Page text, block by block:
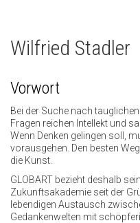
Wilfried Stadler
Vorwort
Bei der Suche nach
Fragen reichen Intellekt und
Wenn Denken gelingen soll,
vorausgehen. Den besten
die Kunst.
GLOBART bezieht deshalb
Zukunftsakademie seit der
lebendigen Austausch
Gedankenwelten mit